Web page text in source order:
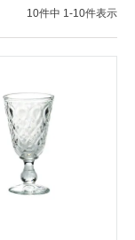
10件中 1 -10件表示